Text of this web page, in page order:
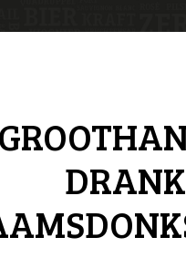
DRANK